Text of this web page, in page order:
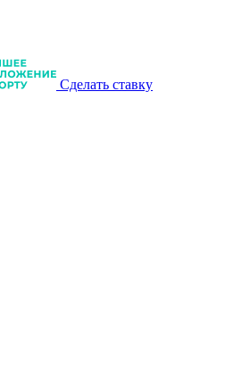
Сделать ставку